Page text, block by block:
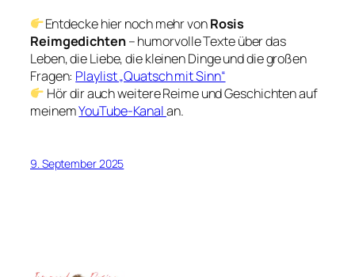
Entdecke hier noch mehr vonRosis
Reimgedichten– humorvolle Texte über das
Leben, die Liebe, die kleinen Dinge und die großen
Fragen: Playlist „Quatsch mit Sinn“
Hör dir auch weitere Reime und Geschichten auf
meinemYouTube-Kanalan.
9. September 2025